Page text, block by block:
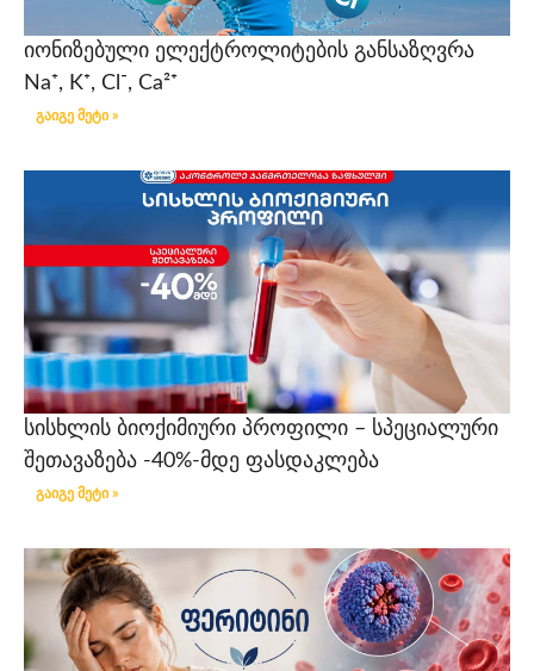
იონიზებული ელექტროლიტების განსაზღვრა
Na⁺, K⁺, Cl⁻, Ca²⁺
გაიგე მეტი »
სისხლის ბიოქიმიური პროფილი – სპეციალური
შეთავაზება -40%-მდე ფასდაკლება
გაიგე მეტი »